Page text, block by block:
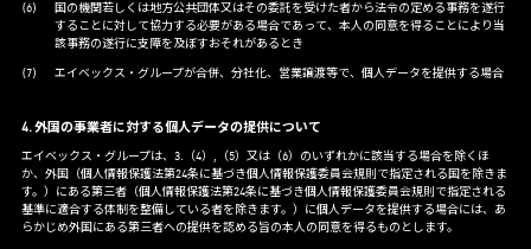
国の機関若しくは地方公共団体又はその委託を受けた者から法令の定める事務を遂行
することに対して協力する必要がある場合であって、本人の同意を得ることにより当
該事務の遂行に支障を及ぼすおそれがあるとき
エイベックス・グループが合併、分社化、営業譲渡等で、個人データを提供する場合
4. 外国の事業者に対する個人データの提供について
エイベックス・グループは、3.（4）,（5）又は（6）のいずれかに該当する場合を除くほ
か、外国（個人情報保護法第24条に基づき個人情報保護委員会規則で指定される国を除きま
す。）にある第三者（個人情報保護法第24条に基づき個人情報保護委員会規則で指定される
基準に適合する体制を整備している者を除きます。）に個人データを提供する場合には、あ
らかじめ外国にある第三者への提供を認める旨の本人の同意を得るものとします。